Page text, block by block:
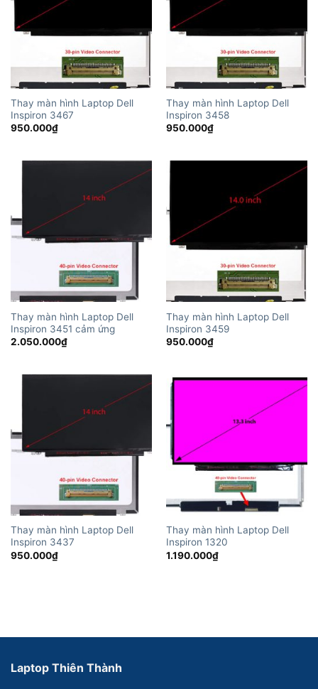
Thay màn hình Laptop Dell
Inspiron 3467
950.000₫
Thay màn hình Laptop Dell
Inspiron 3458
950.000₫
Thay màn hình Laptop Dell
Inspiron 3451 cảm ứng
2.050.000₫
Thay màn hình Laptop Dell
Inspiron 3459
950.000₫
Thay màn hình Laptop Dell
Inspiron 3437
950.000₫
Thay màn hình Laptop Dell
Inspiron 1320
1.190.000₫
Laptop Thiên Thành